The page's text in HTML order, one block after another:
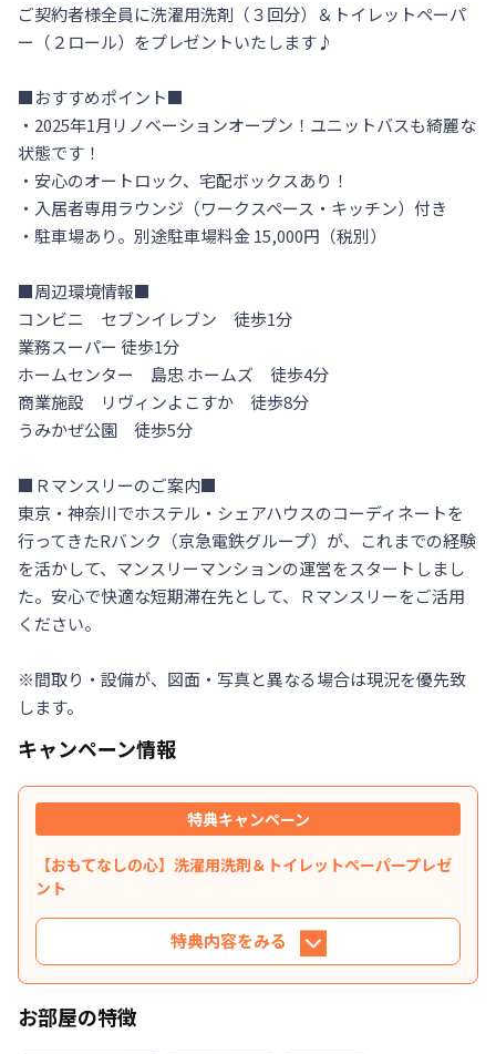
ご契約者様全員に洗濯用洗剤（３回分）＆トイレットペーパ
ー（２ロール）をプレゼントいたします♪
■おすすめポイント■
・2025年1月リノベーションオープン！ユニットバスも綺麗な
状態です！
・安心のオートロック、宅配ボックスあり！
・入居者専用ラウンジ（ワークスペース・キッチン）付き
・駐車場あり。別途駐車場料金 15,000円（税別）
■周辺環境情報■
コンビニ　セブンイレブン　徒歩1分
業務スーパー 徒歩1分
ホームセンター　島忠 ホームズ　徒歩4分
商業施設　リヴィンよこすか　徒歩8分
うみかぜ公園　徒歩5分
■Ｒマンスリーのご案内■
東京・神奈川でホステル・シェアハウスのコーディネートを
行ってきたRバンク（京急電鉄グループ）が、これまでの経験
を活かして、マンスリーマンションの運営をスタートしまし
た。安心で快適な短期滞在先として、Ｒマンスリーをご活用
ください。
※間取り・設備が、図面・写真と異なる場合は現況を優先致
します。
キャンペーン情報
特典キャンペーン
【おもてなしの心】洗濯用洗剤＆トイレットペーパープレゼ
ント
特典内容をみる
特典内容
お部屋の特徴